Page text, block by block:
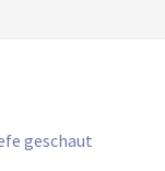
geschaut